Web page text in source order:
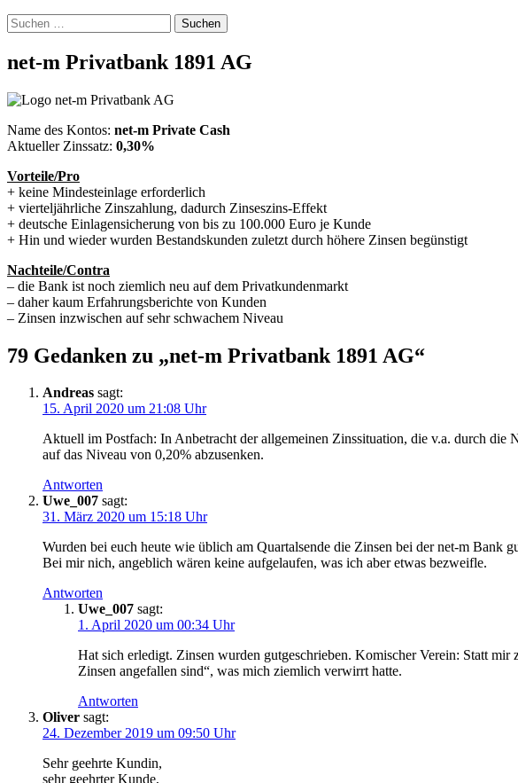
Suchen
nach:
net-m Privatbank 1891 AG
Name des Kontos: net-m Private Cash
Aktueller Zinssatz: 0,30%
Vorteile/Pro
+ keine Mindesteinlage erforderlich
+ vierteljährliche Zinszahlung, dadurch Zinseszins-Effekt
+ deutsche Einlagensicherung von bis zu 100.000 Euro je Kunde
+ Hin und wieder wurden Bestandskunden zuletzt durch höhere Zinsen begünstigt
Nachteile/Contra
– die Bank ist noch ziemlich neu auf dem Privatkundenmarkt
– daher kaum Erfahrungsberichte von Kunden
– Zinsen inzwischen auf sehr schwachem Niveau
79 Gedanken zu „net-m Privatbank 1891 AG“
Andreas sagt:
15. April 2020 um 21:08 Uhr
Aktuell im Postfach: In Anbetracht der allgemeinen Zinssituation, die v.a. durch
auf das Niveau von 0,20% abzusenken.
Antworten
Uwe_007 sagt:
31. März 2020 um 15:18 Uhr
Wurden bei euch heute wie üblich am Quartalsende die Zinsen bei der net-m Bank
Bei mir nich, angeblich wären keine aufgelaufen, was ich aber etwas bezweifle.
Antworten
Uwe_007 sagt:
1. April 2020 um 00:34 Uhr
Hat sich erledigt. Zinsen wurden gutgeschrieben. Komischer Verein: Statt
Zinsen angefallen sind“, was mich ziemlich verwirrt hatte.
Antworten
Oliver sagt:
24. Dezember 2019 um 09:50 Uhr
Sehr geehrte Kundin,
sehr geehrter Kunde,